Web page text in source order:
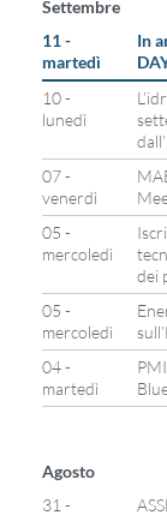
Settembre
11 -
martedì
In
10 -
lunedì
07 -
venerdì
05 -
mercoledì
dei
05 -
mercoledì
04 -
martedì
Agosto
31 -